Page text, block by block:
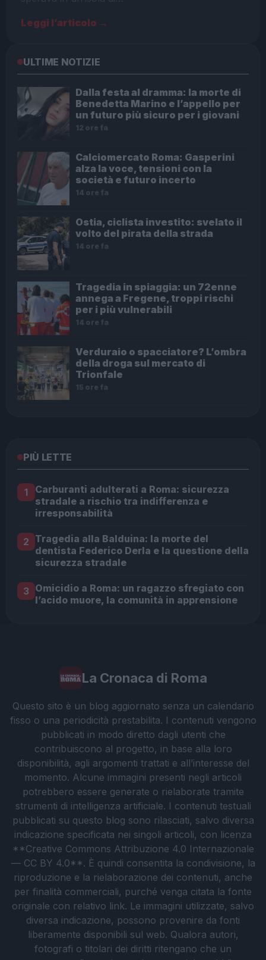
Leggi l’articolo →
ULTIME NOTIZIE
Dalla festa al dramma: la morte di
Benedetta Marino e l’appello per
un futuro più sicuro per i giovani
12 ore fa
Calciomercato Roma: Gasperini
alza la voce, tensioni con la
società e futuro incerto
14 ore fa
Ostia, ciclista investito: svelato il
volto del pirata della strada
14 ore fa
Tragedia in spiaggia: un 72enne
annega a Fregene, troppi rischi
per i più vulnerabili
14 ore fa
Verduraio o spacciatore? L’ombra
della droga sul mercato di
Trionfale
15 ore fa
PIÙ LETTE
1
Carburanti adulterati a Roma: sicurezza
stradale a rischio tra indifferenza e
irresponsabilità
2 Tragedia alla Balduina: la morte del
dentista Federico Derla e la questione della
sicurezza stradale
3 Omicidio a Roma: un ragazzo sfregiato con
l’acido muore, la comunità in apprensione
La Cronaca di Roma
Questo sito è un blog aggiornato senza un calendario
fisso o una periodicità prestabilita. I contenuti vengono
pubblicati in modo diretto dagli utenti che
contribuiscono al progetto, in base alla loro
disponibilità, agli argomenti trattati e all’interesse del
momento. Alcune immagini presenti negli articoli
potrebbero essere generate o rielaborate tramite
strumenti di intelligenza artificiale. I contenuti testuali
pubblicati su questo blog sono rilasciati, salvo diversa
indicazione specificata nei singoli articoli, con licenza
**Creative Commons Attribuzione 4.0 Internazionale
— CC BY 4.0**. È quindi consentita la condivisione, la
riproduzione e la rielaborazione dei contenuti, anche
per finalità commerciali, purché venga citata la fonte
originale con relativo link. Le immagini utilizzate, salvo
diversa indicazione, possono provenire da fonti
liberamente disponibili sul web. Qualora autori,
fotografi o titolari dei diritti ritengano che un